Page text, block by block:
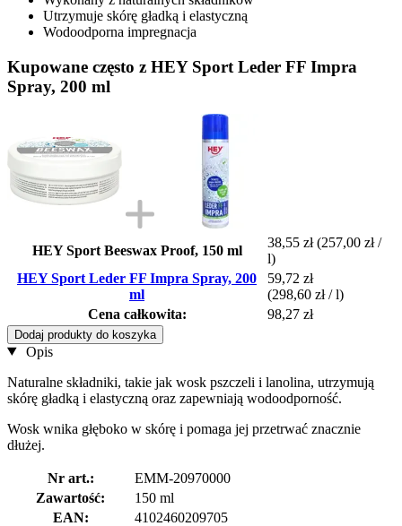
Utrzymuje skórę gładką i elastyczną
Wodoodporna impregnacja
Kupowane często z HEY Sport Leder FF Impra
Spray, 200 ml
HEY Sport Beeswax Proof, 150 ml
38,55 zł (257,00 zł /
l)
HEY Sport Leder FF Impra Spray, 200
ml
59,72 zł
(298,60 zł / l)
Cena całkowita:
98,27 zł
Dodaj produkty do koszyka
Opis
Naturalne składniki, takie jak wosk pszczeli i lanolina, utrzymują
skórę gładką i elastyczną oraz zapewniają wodoodporność.
Wosk wnika głęboko w skórę i pomaga jej przetrwać znacznie
dłużej.
Nr art.:
EMM-20970000
Zawartość:
150 ml
EAN:
4102460209705